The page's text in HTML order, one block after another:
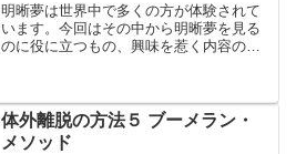
明晰夢は世界中で多くの方が体験されて
います。今回はその中から明晰夢を見る
のに役に立つもの、興味を惹く内容のも
体外離脱の方法５ ブーメラン・
メソッド